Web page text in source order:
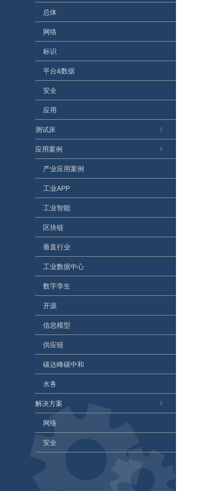
总体
网络
标识
平台&数据
安全
应用
测试床
应用案例
产业应用案例
工业APP
工业智能
区块链
垂直行业
工业数据中心
数字孪生
开源
信息模型
供应链
碳达峰碳中和
水务
解决方案
网络
安全